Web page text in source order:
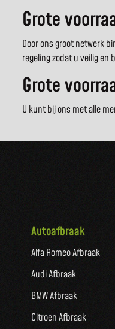
Grote
Door ons groot netwerk
regeling zodat u veilig en
Grote
U kunt bij ons met alle
Autoafbraak
Alfa Romeo Afbraak
Audi Afbraak
BMW Afbraak
Citroen Afbraak